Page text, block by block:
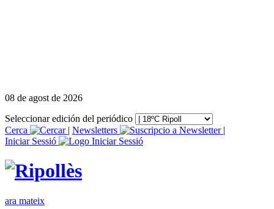
08 de agost de 2026
Seleccionar edición del periódico
Cerca
| Newsletters
|
Iniciar Sessió
ara mateix